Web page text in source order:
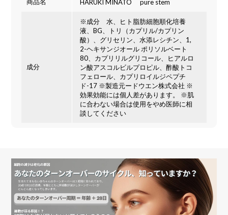
HARUKI MINATO pure stem
成分
※成分 水、ヒト脂肪細胞順化培養
液、BG、トリ（カプリル/カプリン
酸）、グリセリン、水添レシチン、1,
2-ヘキサンジオール ポリソルベート
80、カプリリルグリコール、ヒアルロ
ン酸アスコルビルプロピル、酢酸トコ
フェロール、カプリロイルジペプチ
ド-17 ※製造元ードウエン株式会社 ※
効果効能には個人差があります。 ※肌
に合わない場合は使用をやめ医師に相
談してください